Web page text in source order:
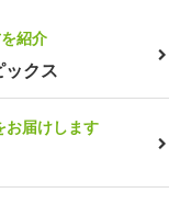
紹介
クス
お届けします